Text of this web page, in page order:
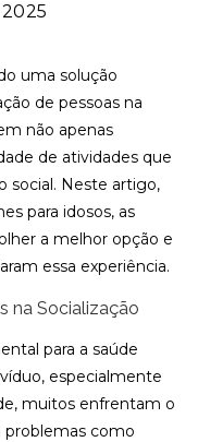
uma solução
de pessoas na
não apenas
de atividades que
social. Neste artigo,
para idosos, as
a melhor opção e
essa experiência.
na Socialização
para a saúde
especialmente
muitos enfrentam o
problemas como